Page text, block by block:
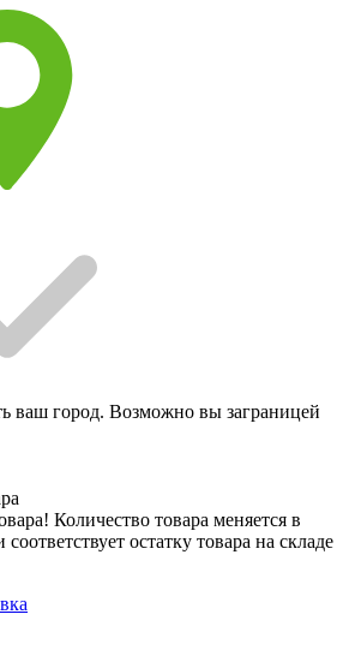
ваш город. Возможно вы заграницей
Количество товара меняется в
остатку товара на складе